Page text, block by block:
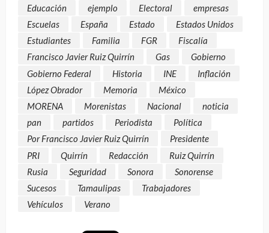
Educación ejemplo Electoral
empresas
Escuelas
España Estado
Estados Unidos
Estudiantes
Familia FGR
Fiscalía
Francisco Javier Ruiz Quirrín
Gas
Gobierno
Gobierno Federal
Historia INE
Inflación
López Obrador
Memoria
México
MORENA
Morenistas Nacional
noticia
pan
partidos Periodista
Política
Por Francisco Javier Ruiz Quirrín
Presidente
PRI
Quirrín Redacción
Ruiz Quirrín
Rusia
Seguridad Sonora
Sonorense
Sucesos
Tamaulipas
Trabajadores
Vehículos
Verano